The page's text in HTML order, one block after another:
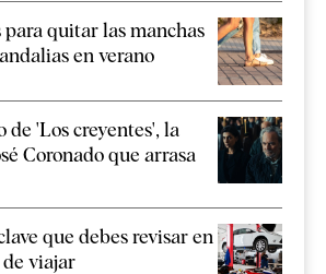
para quitar las manchas
en verano
de 'Los creyentes', la
Coronado que arrasa
que debes revisar en
de viajar